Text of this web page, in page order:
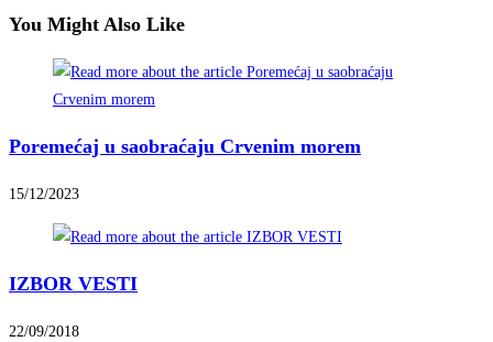
You Might Also Like
Poremećaj u saobraćaju Crvenim morem
15/12/2023
IZBOR VESTI
22/09/2018